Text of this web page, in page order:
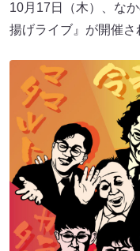
10月17日（木）、な
揚げライブ』が開催さ